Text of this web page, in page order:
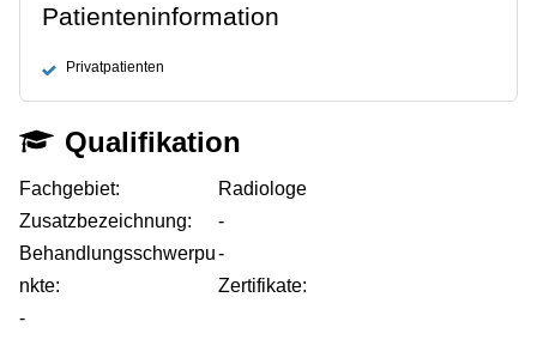
Patienteninformation
Privatpatienten
Qualifikation
Fachgebiet:
Radiologe
Zusatzbezeichnung:
-
Behandlungsschwerpu
nkte:
-
Zertifikate:
-